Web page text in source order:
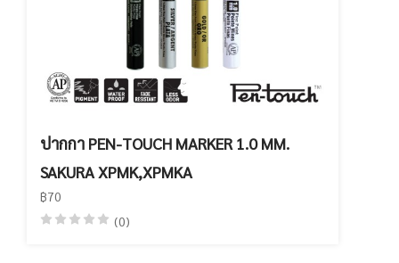
ปากกา PEN-TOUCH MARKER 1.0 MM.
SAKURA XPMK,XPMKA
฿70
(0)